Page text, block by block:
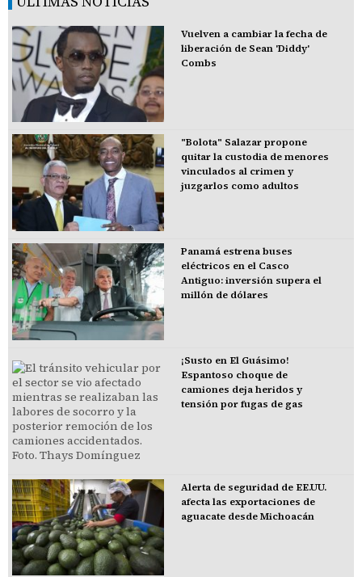
Vuelven a cambiar la fecha de
liberación de Sean 'Diddy'
Combs
"Bolota" Salazar propone
quitar la custodia de menores
vinculados al crimen y
juzgarlos como adultos
Panamá estrena buses
eléctricos en el Casco
Antiguo: inversión supera el
millón de dólares
¡Susto en El Guásimo!
Espantoso choque de
camiones deja heridos y
tensión por fugas de gas
Alerta de seguridad de EE.UU.
afecta las exportaciones de
aguacate desde Michoacán